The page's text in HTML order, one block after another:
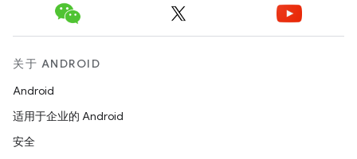
关于 ANDROID
Android
适用于企业的 Android
安全